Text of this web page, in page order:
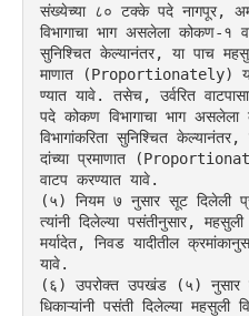
संख्येच्या ८० टक्के पदे नागपूर,
विभागाचा भाग असलेला कोकण-१ व
सुनिश्चित केल्यानंतर, या पाच
माणात (Proportionately) या
ण्यात यावे. तसेच, उर्वरित
पदे कोकण विभागाचा भाग
विभागांकरिता सुनिश्चित
दांच्या प्रमाणात
वाटप करण्यात यावे.
(५) नियम ७ नुसार सूट दिलेली
त्यांनी दिलेल्या पसंतीनुसार, महसुली
मर्यादेत, निवड यादीतील
यावे.
(६) उपरोक्त उपखंड (५) नुसार
धिकाऱ्यांनी पसंती दिलेल्या महसुली